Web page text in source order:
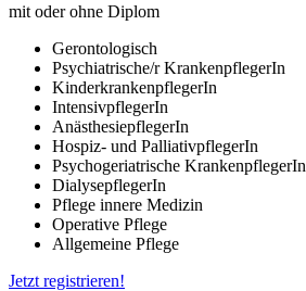
mit oder ohne Diplom
Gerontologisch
Psychiatrische/r KrankenpflegerIn
KinderkrankenpflegerIn
IntensivpflegerIn
AnästhesiepflegerIn
Hospiz- und PalliativpflegerIn
Psychogeriatrische KrankenpflegerIn
DialysepflegerIn
Pflege innere Medizin
Operative Pflege
Allgemeine Pflege
Jetzt registrieren!